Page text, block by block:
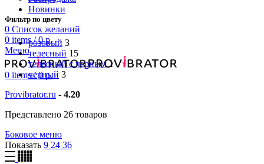
Новинки
0 Список желаний
0 items / 0р.
Меню
0 items / 0р.
Фильтр по цвету
розовый 3
телесный 15
телесный с черным 1
черный 3
Provibrator.ru - 4.20
Представлено 26 товаров
Боковое меню
Показать 9 24 36